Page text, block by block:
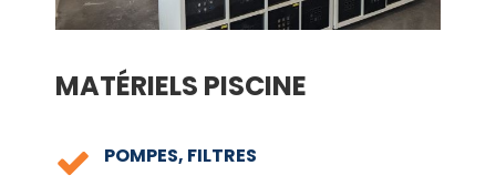
MATÉRIELS PISCINE
POMPES, FILTRES